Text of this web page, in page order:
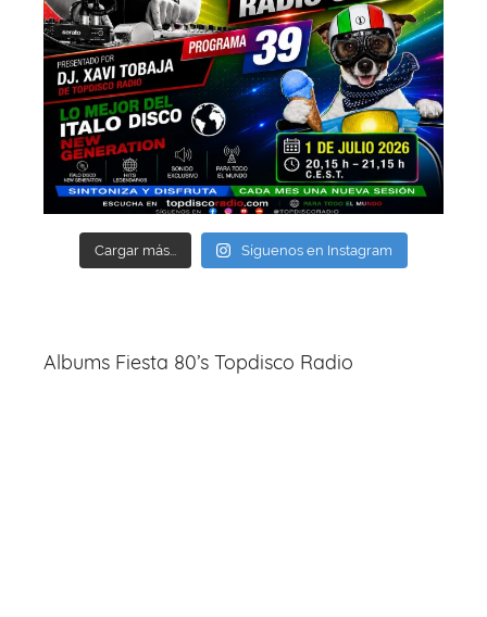
Cargar más... Síguenos en Instagram
Albums Fiesta 80’s Topdisco Radio